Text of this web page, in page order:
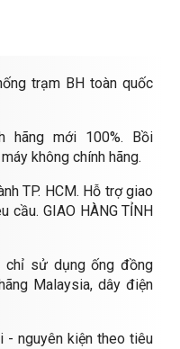
trạm BH toàn quốc
hãng mới 100%. Bồi
không chính hãng.
TP. HCM. Hỗ trợ giao
cầu. GIAO HÀNG TỈNH
chỉ sử dụng ống đồng
Malaysia, dây điện
- nguyên kiện theo tiêu